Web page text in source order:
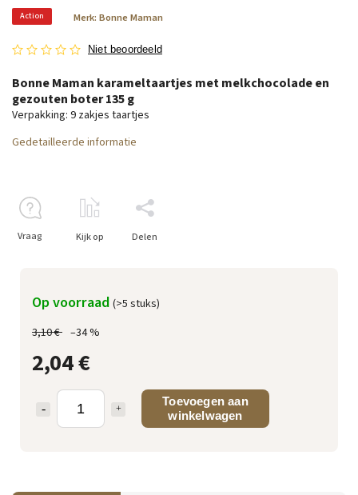
Action
Niet beoordeeld
Merk: Bonne Maman
3,10 € –34 %
2,04 €
Toevoegen aan
winkelwagen
Op voorraad (>5 stuks)
Bonne Maman karameltaartjes met melkchocolade en
gezouten boter 135 g
Verpakking: 9 zakjes taartjes
Gedetailleerde informatie
Vraag Kijk op Delen